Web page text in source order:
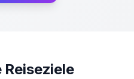
Reiseziele